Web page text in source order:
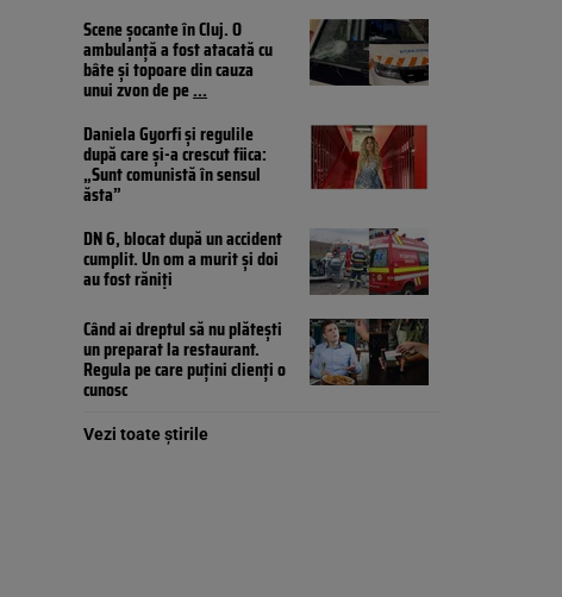
Scene șocante în Cluj. O
ambulanță a fost atacată cu
bâte și topoare din cauza
unui zvon de pe...
Daniela Gyorfi și regulile
după care și-a crescut fiica:
„Sunt comunistă în sensul
ăsta”
DN 6, blocat după un accident
cumplit. Un om a murit și doi
au fost răniți
Când ai dreptul să nu plătești
un preparat la restaurant.
Regula pe care puțini clienți o
cunosc
Vezi toate știrile